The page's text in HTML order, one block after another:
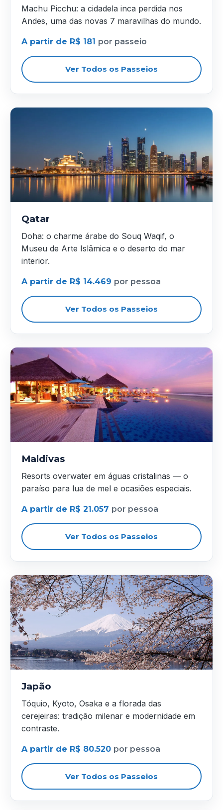
Machu Picchu: a cidadela inca perdida nos
Andes, uma das novas 7 maravilhas do mundo.
A partir de R$ 181 por passeio
Ver Todos os Passeios
Qatar
Doha: o charme árabe do Souq Waqif, o
Museu de Arte Islâmica e o deserto do mar
interior.
A partir de R$ 14.469 por pessoa
Ver Todos os Passeios
Maldivas
Resorts overwater em águas cristalinas — o
paraíso para lua de mel e ocasiões especiais.
A partir de R$ 21.057 por pessoa
Ver Todos os Passeios
Japão
Tóquio, Kyoto, Osaka e a florada das
cerejeiras: tradição milenar e modernidade em
contraste.
A partir de R$ 80.520 por pessoa
Ver Todos os Passeios